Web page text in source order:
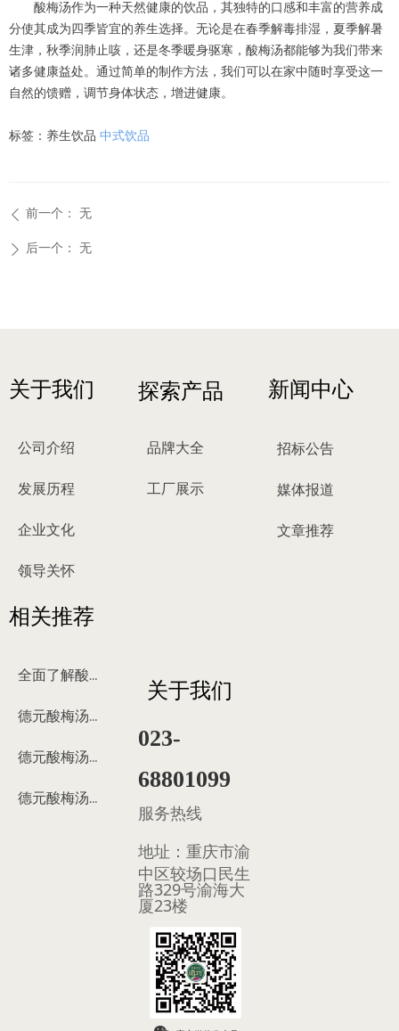
酸梅汤作为一种天然健康的饮品，其独特的口感和丰富的营养成
分使其成为四季皆宜的养生选择。无论是在春季解毒排湿，夏季解暑
生津，秋季润肺止咳，还是冬季暖身驱寒，酸梅汤都能够为我们带来
诸多健康益处。通过简单的制作方法，我们可以在家中随时享受这一
自然的馈赠，调节身体状态，增进健康。
标签：养生饮品 中式饮品
ꄴ 前一个： 无
ꄲ 后一个： 无
关于我们
公司介绍
发展历程
企业文化
领导关怀
探索产品
品牌大全
工厂展示
招标公告
媒体报道
文章推荐
新闻中心
关于我们
023-
68801099
服务热线
地址： 重庆市渝
中区较场口民生
路329号渝海大
厦23楼
相关推荐
全面了解酸梅汤
德元酸梅汤来历
德元酸梅汤制作过程
德元酸梅汤多少钱